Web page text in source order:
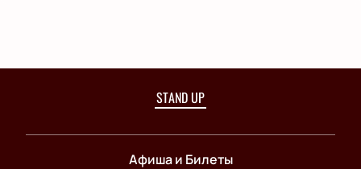
STAND UP
Афиша и Билеты